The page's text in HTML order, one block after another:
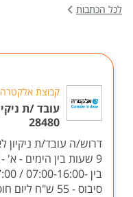
לכל הכתבות
קבוצת אלקטרה
עובד /ת
28480
דרוש/ה עובד/ת
9 שעות בין הימים -
סיבוס - 55 ש"ח ליום חופשי חודשי